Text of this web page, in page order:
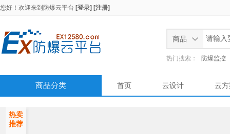
您好！欢迎来到 防爆云平台 [登录] [注册]
商品
热门搜索： 防爆监控
商品分类 首页 云设计 云
热卖
推荐